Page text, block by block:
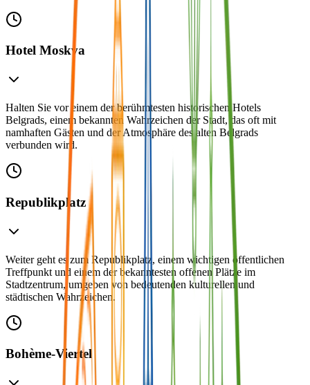
Hotel Moskva
Halten Sie vor einem der berühmtesten historischen Hotels
Belgrads, einem bekannten Wahrzeichen der Stadt, das oft mit
namhaften Gästen und der Atmosphäre des alten Belgrads
verbunden wird.
Republikplatz
Weiter geht es zum Republikplatz, einem wichtigen öffentlichen
Treffpunkt und einem der bekanntesten offenen Plätze im
Stadtzentrum, umgeben von bedeutenden kulturellen und
städtischen Wahrzeichen.
Bohème-Viertel